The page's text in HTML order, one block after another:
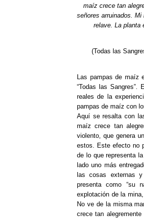
maíz crece tan
señores arruinados.
relave. La planta
(Todas las
Las pampas de maíz
“Todas las
reales de la
pampas de maíz con
Aquí se resalta con
maíz crece tan
violento, que genera
estos. Este efecto no
de lo que representa
lado uno más
las cosas externas
presenta como “su
explotación de la
No ve de la misma
crece tan